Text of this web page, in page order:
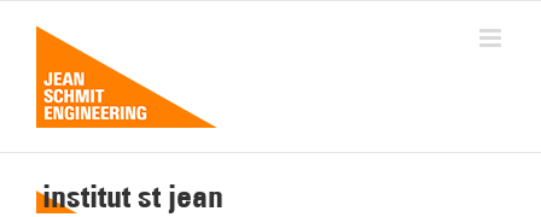
contenu
institut st jean